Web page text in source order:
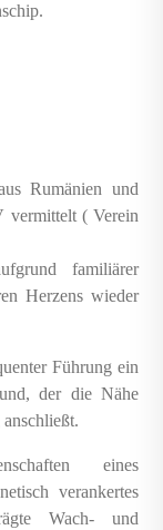
Rumänien und
vermittelt ( Verein
familiärer
Herzens wieder
Führung ein
der die Nähe
eines
verankertes
Wach- und